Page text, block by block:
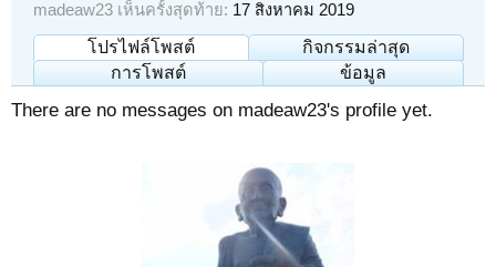
madeaw23 เห็นครั้งสุดท้าย: 17 สิงหาคม 2019
โปรไฟล์โพสต์
กิจกรรมล่าสุด
การโพสต์
ข้อมูล
There are no messages on madeaw23's profile yet.